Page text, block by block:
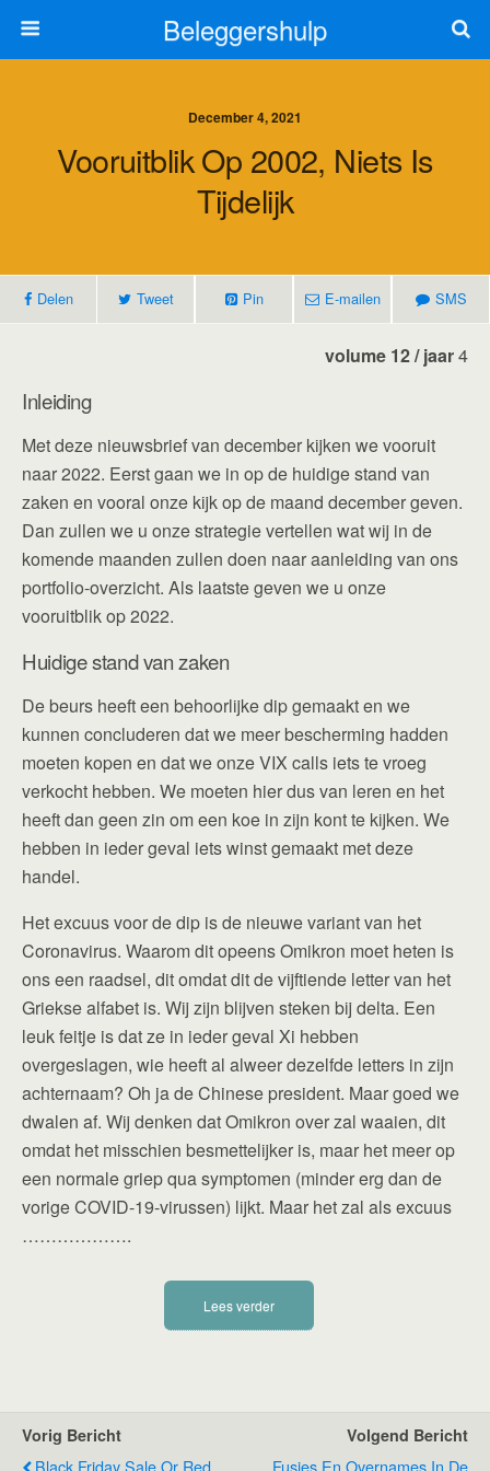
Beleggershulp
December 4, 2021
Vooruitblik Op 2002, Niets Is
Tijdelijk
Delen Tweet Pin E-mailen SMS
volume 12 / jaar4
Inleiding
Met deze nieuwsbrief van december kijken we vooruit
naar 2022. Eerst gaan we in op de huidige stand van
zaken en vooral onze kijk op de maand december geven.
Dan zullen we u onze strategie vertellen wat wij in de
komende maanden zullen doen naar aanleiding van ons
portfolio-overzicht. Als laatste geven we u onze
vooruitblik op 2022.
Huidige stand van zaken
De beurs heeft een behoorlijke dip gemaakt en we
kunnen concluderen dat we meer bescherming hadden
moeten kopen en dat we onze VIX calls iets te vroeg
verkocht hebben. We moeten hier dus van leren en het
heeft dan geen zin om een koe in zijn kont te kijken. We
hebben in ieder geval iets winst gemaakt met deze
handel.
Het excuus voor de dip is de nieuwe variant van het
Coronavirus. Waarom dit opeens Omikron moet heten is
ons een raadsel, dit omdat dit de vijftiende letter van het
Griekse alfabet is. Wij zijn blijven steken bij delta. Een
leuk feitje is dat ze in ieder geval Xi hebben
overgeslagen, wie heeft al alweer dezelfde letters in zijn
achternaam? Oh ja de Chinese president. Maar goed we
dwalen af. Wij denken dat Omikron over zal waaien, dit
omdat het misschien besmettelijker is, maar het meer op
een normale griep qua symptomen (minder erg dan de
vorige COVID-19-virussen) lijkt. Maar het zal als excuus
……………….
Lees verder
Vorig Bericht
Black Friday Sale Or Red
Volgend Bericht
Fusies En Overnames In De